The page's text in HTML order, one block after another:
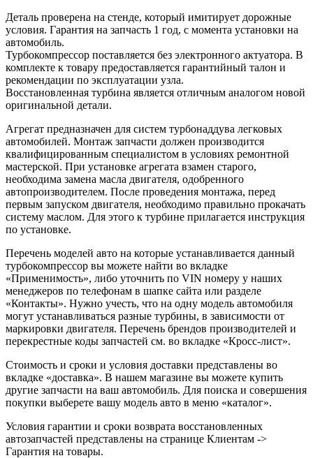
Деталь проверена на стенде, который имитирует дорожные
условия. Гарантия на запчасть 1 год, с момента установки на
автомобиль.
Турбокомпрессор поставляется без электронного актуатора. В
комплекте к товару предоставляется гарантийный талон и
рекомендации по эксплуатации узла.
Восстановленная турбина является отличным аналогом новой
оригинальной детали.
Агрегат предназначен для систем турбонаддува легковых
автомобилей. Монтаж запчасти должен производится
квалифицированным специалистом в условиях ремонтной
мастерской. При установке агрегата взамен старого,
необходима замена масла двигателя, одобренного
автопроизводителем. После проведения монтажа, перед
первым запуском двигателя, необходимо правильно прокачать
систему маслом. Для этого к турбине прилагается инструкция
по установке.
Перечень моделей авто на которые устанавливается данный
турбокомпрессор вы можете найти во вкладке
«Применимость», либо уточнить по VIN номеру у наших
менеджеров по телефонам в шапке сайта или разделе
«Контакты». Нужно учесть, что на одну модель автомобиля
могут устанавливаться разные турбины, в зависимости от
маркировки двигателя. Перечень брендов производителей и
перекрестные коды запчастей см. во вкладке «Кросс-лист».
Стоимость и сроки и условия доставки представлены во
вкладке «доставка». В нашем магазине вы можете купить
другие запчасти на ваш автомобиль. Для поиска и совершения
покупки выберете вашу модель авто в меню «каталог».
Условия гарантии и сроки возврата восстановленных
автозапчастей представлены на странице Клиентам ->
Гарантия на товары.